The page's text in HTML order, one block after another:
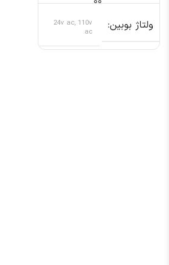
ولتاژ بوبین
24v ac, 110v
ac